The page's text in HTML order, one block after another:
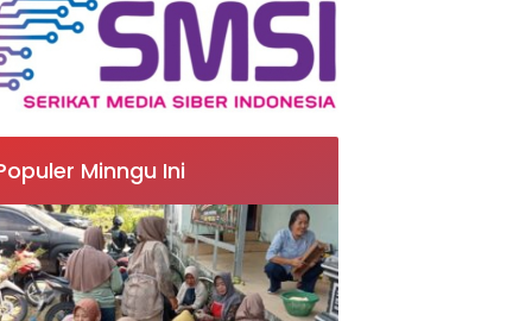
Minngu Ini